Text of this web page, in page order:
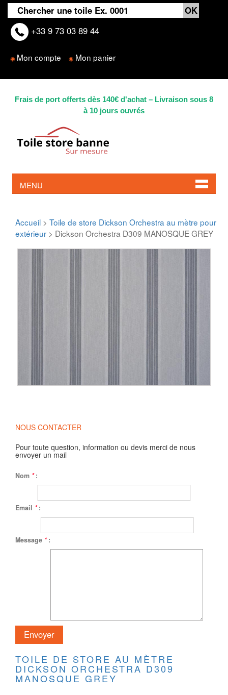
+33 9 73 03 89 44
◉ Mon compte ◉ Mon panier
Frais de port offerts dès 140€ d'achat – Livraison sous 8
à 10 jours ouvrés
MENU
Accueil >Toile de store Dickson Orchestra au mètre pour
extérieur > Dickson Orchestra D309 MANOSQUE GREY
NOUS CONTACTER
Pour toute question, information ou devis merci de nous
envoyer un mail
Nom * :
Email * :
Message * :
TOILE DE STORE AU MÈTRE
DICKSON ORCHESTRA D309
MANOSQUE GREY